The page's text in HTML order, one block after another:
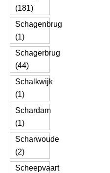
(181)
Schagenbrug
(1)
Schagerbrug
(44)
Schalkwijk
(1)
Schardam
(1)
Scharwoude
(2)
Scheepvaart